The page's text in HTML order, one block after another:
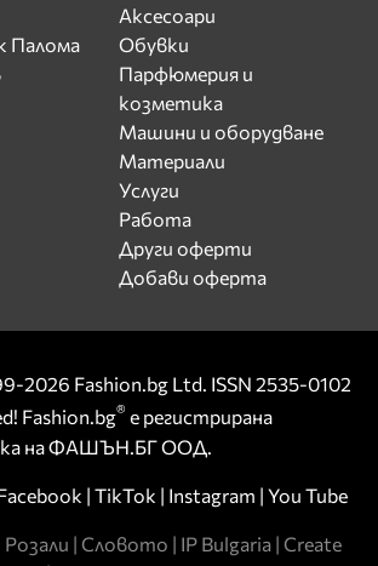
Палома
Аксесоари
Обувки
Парфюмерия и
козметика
Машини и оборудване
Материали
Услуги
Работа
Други оферти
Добави оферта
2026 Fashion.bg Ltd. ISSN 2535-0102
Fashion.bg® е регистрирана
на ФАШЪН.БГ ООД.
| TikTok | Instagram | You Tube
Розали | Словото | IP Bulgaria | Create